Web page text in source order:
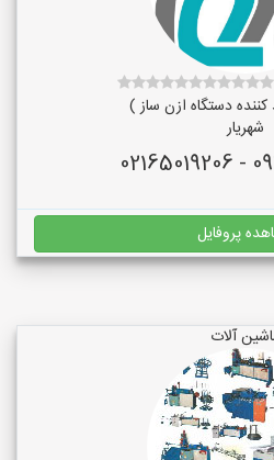
کننده دستگاه ازن ساز )
شهریار
پروفایل
آلات